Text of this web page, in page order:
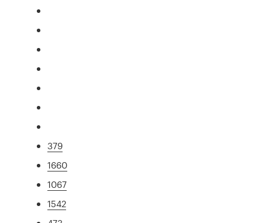
379
1660
1067
1542